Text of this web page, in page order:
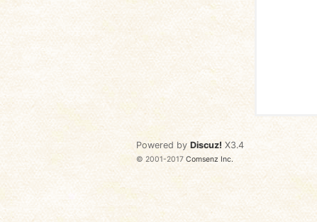
Powered by Discuz! X3.4
© 2001-2017 Comsenz Inc.